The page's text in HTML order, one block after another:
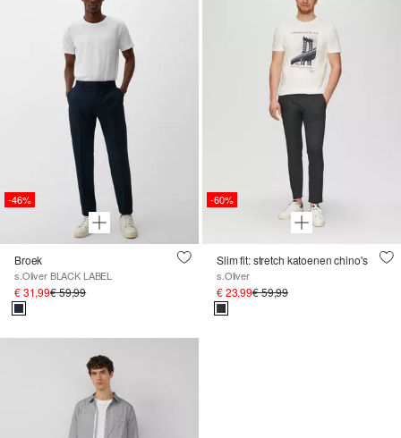
-46%
Broek
s.Oliver BLACK LABEL
€ 31,99€ 59,99
-60%
Slim fit: stretch katoenen chino's
s.Oliver
€ 23,99€ 59,99